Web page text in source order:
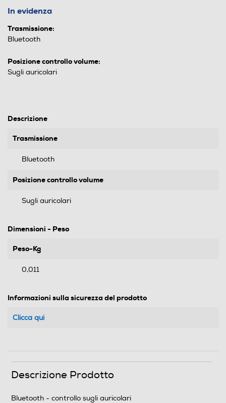
In evidenza
Trasmissione:
Bluetooth
Posizione controllo volume:
Sugli auricolari
Descrizione
Trasmissione
Bluetooth
Posizione controllo volume
Sugli auricolari
Dimensioni - Peso
Peso-Kg
0,011
Informazioni sulla sicurezza del prodotto
Clicca qui
Descrizione Prodotto
Bluetooth - controllo sugli auricolari